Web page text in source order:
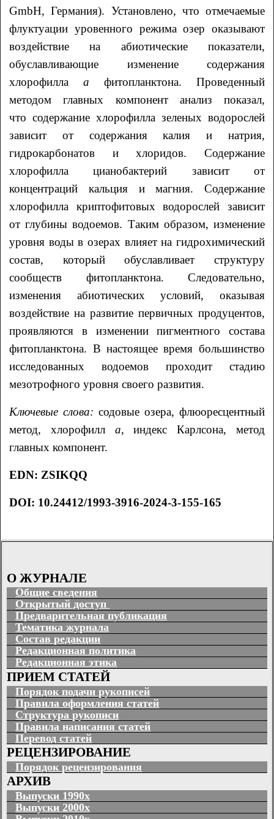
GmbH, Германия). Установлено, что отмечаемые
флуктуации уровенного режима озер оказывают
воздействие на абиотические показатели,
обуславливающие изменение содержания
хлорофиллаа фитопланктона. Проведенный
методом главных компонент анализ показал,
что содержание хлорофилла зеленых водорослей
зависит от содержания калия и натрия,
гидрокарбонатов и хлоридов. Содержание
хлорофилла цианобактерий зависит от
концентраций кальция и магния. Содержание
хлорофилла криптофитовых водорослей зависит
от глубины водоемов. Таким образом, изменение
уровня воды в озерах влияет на гидрохимический
состав, который обуславливает структуру
сообществ фитопланктона. Следовательно,
изменения абиотических условий, оказывая
воздействие на развитие первичных продуцентов,
проявляются в изменении пигментного состава
фитопланктона. В настоящее время большинство
исследованных водоемов проходит стадию
мезотрофного уровня своего развития.
Ключевые слова: содовые озера, флюоресцентный
метод, хлорофилл а, индекс Карлсона, метод
главных компонент.
EDN: ZSIKQQ
DOI: 10.24412/1993-3916-2024-3-155-165
О ЖУРНАЛЕ
Общие сведения
Открытый доступ
Предварительная публикация
Тематика журнала
Состав редакции
Редакционная политика
Редакционная этика
ПРИЕМ СТАТЕЙ
Порядок подачи рукописей
Правила оформления статей
Структура рукописи
Правила написания статей
Перевод статей
РЕЦЕНЗИРОВАНИЕ
Порядок рецензирования
АРХИВ
Выпуски 1990х
Выпуски 2000х